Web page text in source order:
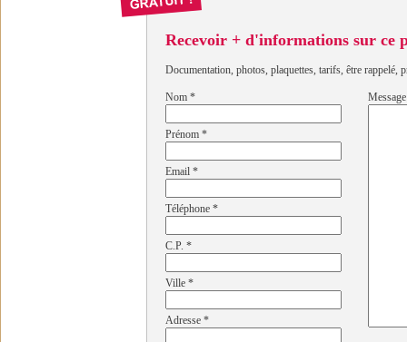
Recevoir + d'informations sur ce
Documentation, photos, plaquettes, tarifs, être rappelé,
Nom *
Prénom *
Email *
Téléphone *
C.P. *
Ville *
Adresse *
Message